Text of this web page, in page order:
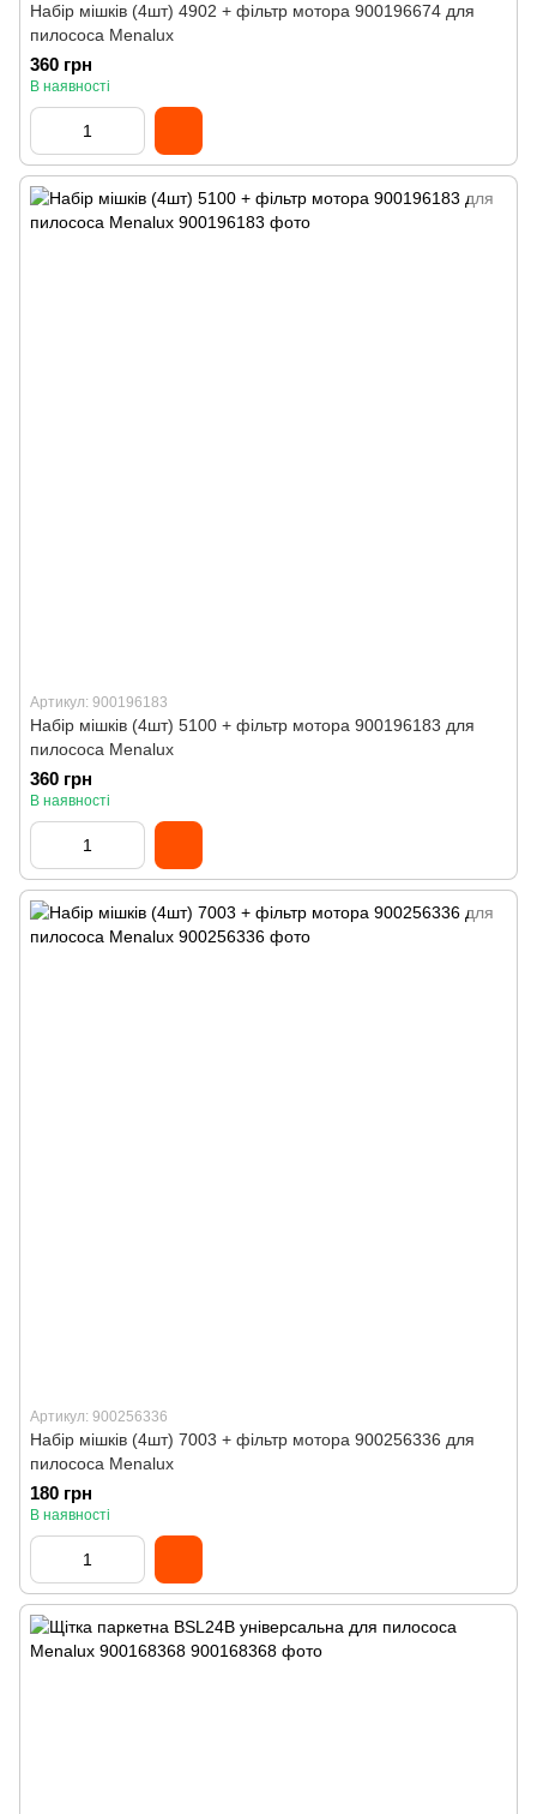
Набір мішків (4шт) 4902 + фільтр мотора 900196674 для
пилососа Menalux
360 грн
В наявності
Артикул: 900196183
Набір мішків (4шт) 5100 + фільтр мотора 900196183 для
пилососа Menalux
360 грн
В наявності
Артикул: 900256336
Набір мішків (4шт) 7003 + фільтр мотора 900256336 для
пилососа Menalux
180 грн
В наявності